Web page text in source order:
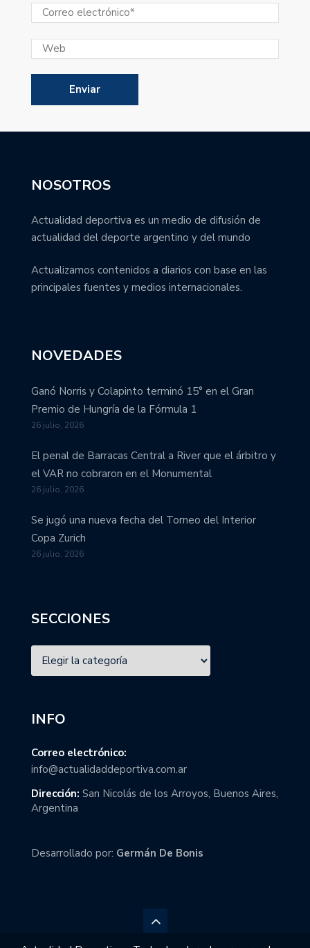
NOSOTROS
Actualidad deportiva es un medio de difusión de
actualidad del deporte argentino y del mundo
Actualizamos contenidos a diarios con base en las
principales fuentes y medios internacionales.
NOVEDADES
Ganó Norris y Colapinto terminó 15° en el Gran
Premio de Hungría de la Fórmula 1
26 julio, 2026
El penal de Barracas Central a River que el árbitro y
el VAR no cobraron en el Monumental
26 julio, 2026
Se jugó una nueva fecha del Torneo del Interior
Copa Zurich
26 julio, 2026
SECCIONES
INFO
Correo electrónico:
info@actualidaddeportiva.com.ar
Dirección: San Nicolás de los Arroyos, Buenos Aires,
Argentina
Desarrollado por: Germán De Bonis